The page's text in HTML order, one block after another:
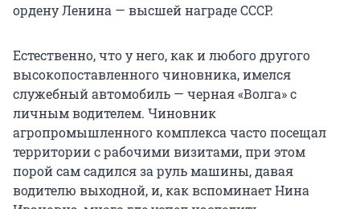
ордену Ленина — высшей награде СССР.
Естественно, что у него, как и любого другого
высокопоставленного чиновника, имелся
служебный автомобиль — черная «Волга» с
личным водителем. Чиновник
агропромышленного комплекса часто посещал
территории с рабочими визитами, при этом
порой сам садился за руль машины, давая
водителю выходной, и, как вспоминает Нина